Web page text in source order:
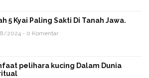
5 Kyai Paling Sakti Di Tanah Jawa.
2024 - 0 Komentar
pelihara kucing Dalam Dunia